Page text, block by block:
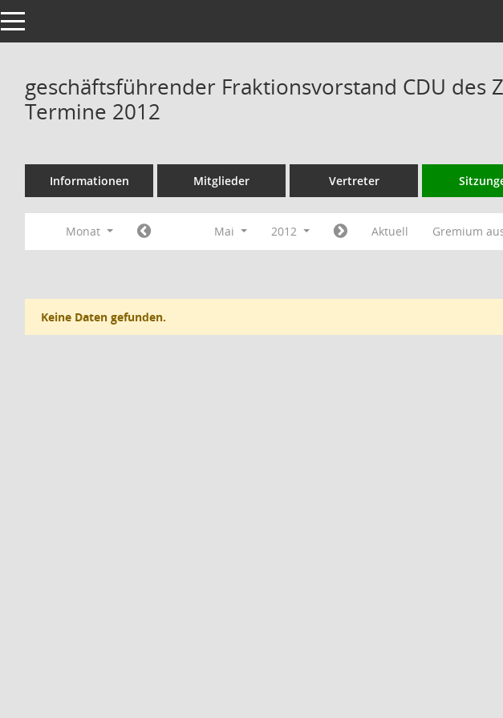
Toggle navigation
geschäftsführender Fraktionsvorstand CDU des
Termine 2012
Informationen Mitglieder Vertreter
Monat Mai 2012 Aktuell Gremium
Keine Daten gefunden.